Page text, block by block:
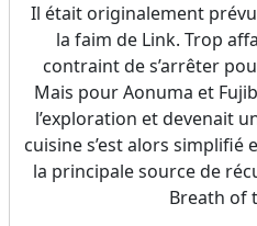
Vu de dos, le Diadème
petit clin d’œil visuel à
of
Ajoutée par
Il était originalement
la faim de Link. Trop
contraint de s’arrêter
Mais pour Aonuma et
l’exploration et devenait
cuisine s’est alors simplifié
la principale source de
Breath of